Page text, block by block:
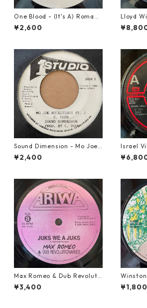
One Blood - (It's A) Romanc
e【12-50054】
¥2,600
Lloyd
h You【
Sound Dimension - Mo Joe
Rock Steady【7-21087】
¥2,400
Israel
21895】
Max Romeo & Dub Revoluti
onaries - Juks We A Juks【1
0-90000】
¥3,400
Winston
u Know
¥1,800